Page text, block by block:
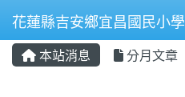
花蓮縣吉安鄉宜昌國民小學
本站消息 分月文章